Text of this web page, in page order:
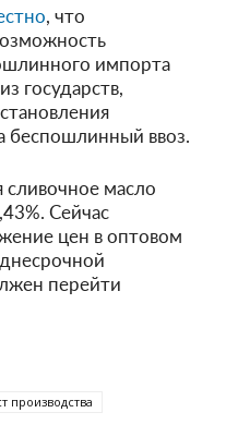
, что
импорта
государств,
беспошлинный ввоз.
сливочное масло
Сейчас
цен в оптовом
перейти
производства